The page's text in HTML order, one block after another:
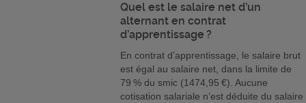
Quel est le salaire net d’un
alternant en contrat
d’apprentissage ?
En contrat d’apprentissage, le salaire brut
est égal au salaire net, dans la limite de
79 % du smic (1474,95 €). Aucune
cotisation salariale n’est déduite du salaire